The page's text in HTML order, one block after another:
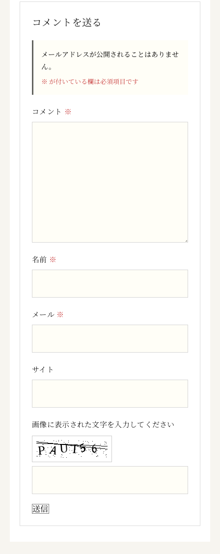
コメントを送る
メールアドレスが公開されることはありませ
ん。
※ が付いている欄は必須項目です
コメント ※
名前 ※
メール ※
サイト
画像に表示された文字を入力してください